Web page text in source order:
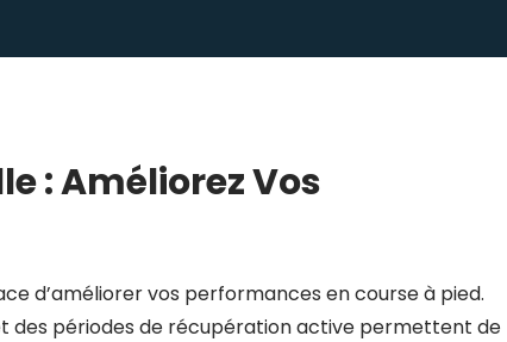
: Améliorez Vos
d’améliorer vos performances en course à pied.
des périodes de récupération active permettent de